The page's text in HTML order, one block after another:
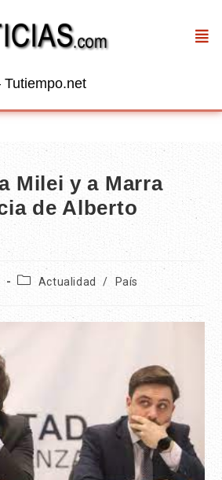
Tutiempo.net
Milei y a Marra
de Alberto
Actualidad / País